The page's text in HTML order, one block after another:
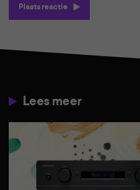
Plaats reactie
Lees meer